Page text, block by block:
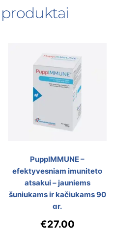
PuppIMMUNE –
efektyvesniam imuniteto
atsakui – jauniems
šuniukams ir kačiukams 90
gr.
€27.00